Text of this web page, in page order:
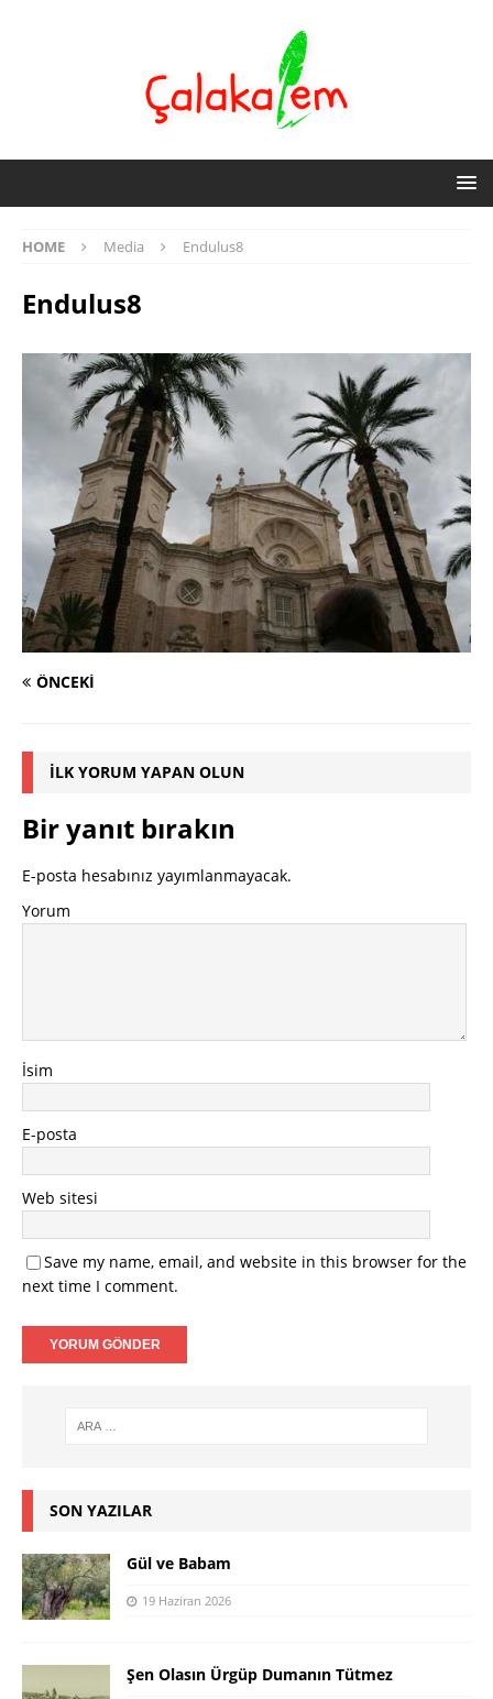
HOME Media Endulus8
Endulus8
ÖNCEKI
İLK YORUM YAPAN OLUN
Bir yanıt bırakın
E-posta hesabınız yayımlanmayacak.
Yorum
İsim
E-posta
Web sitesi
Save my name, email, and website in this browser for the
next time I comment.
SON YAZILAR
Gül ve Babam
19 Haziran 2026
Şen Olasın Ürgüp Dumanın Tütmez